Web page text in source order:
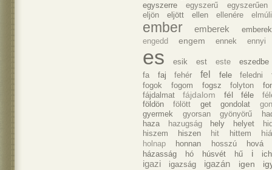
egyszerre
egyszerű
egyszerűen
eljön
eljött ellen ellenére
ember emberek
engedd
engem ennek ennyi
es esik est este
eszedbe
fa
faj fehér fel fele feledni
fogok
fogom fogsz folyton
fájdalmat
fájdalom fél féle
földön
fölött get gondolat
gyermek
gyorsan gyönyörű
haza
hazugság hely helyet
hiszem
hiszen hit hittem
holnap honnan hosszú
hová
házasság
hó húsvét hű i ich
igazi igazság igazán igen